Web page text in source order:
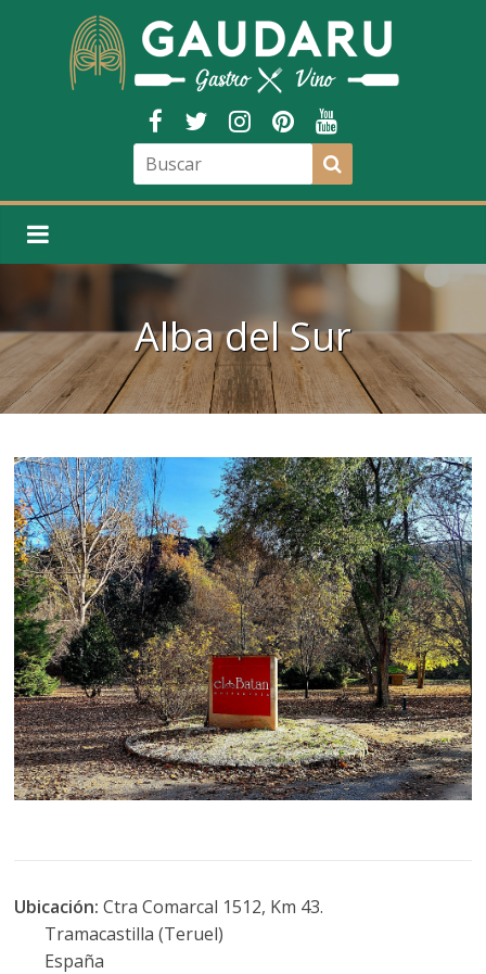
Alba del Sur
Ubicación:Ctra Comarcal 1512, Km 43.
Tramacastilla (Teruel)
España